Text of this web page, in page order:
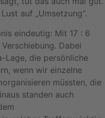
auf „Umsetzung“.
eindeutig: Mit 17 : 6
Dabei
Lage, die persönliche
wenn wir einzelne
müssten, die
standen auch